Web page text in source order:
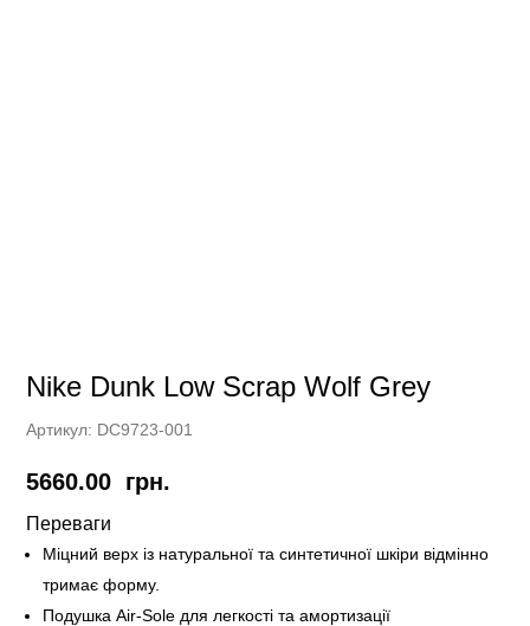
Nike Dunk Low Scrap Wolf Grey
Артикул: DC9723-001
5660.00 грн.
Переваги
Міцний верх із натуральної та синтетичної шкіри відмінно
тримає форму.
Подушка Air-Sole для легкості та амортизації